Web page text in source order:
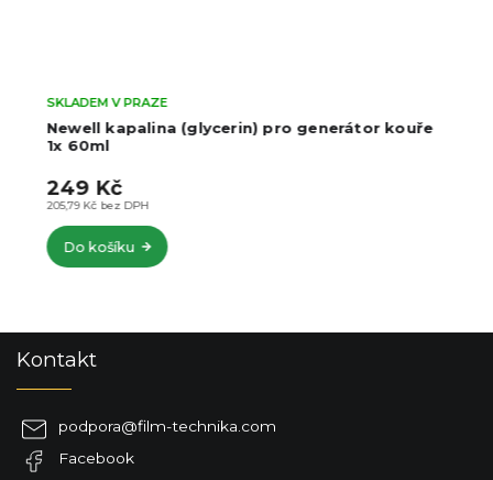
Newell kapalina (glycerin) pro generátor kouře
1x 60ml
SKLADEM V PRAZE
205,79 Kč bez DPH
249 Kč
Do košíku
Kontakt
podpora@film-technika.com
Facebook